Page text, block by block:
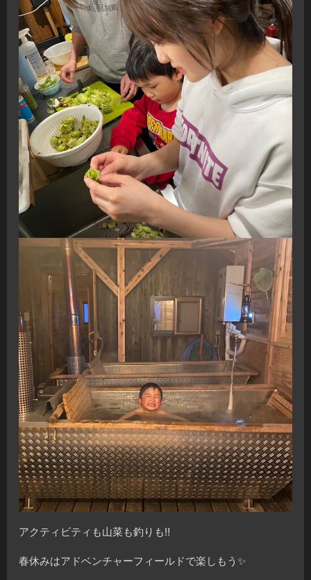
アクティビティも山菜も釣りも‼️
春休みはアドベンチャーフィールドで楽しもう✨